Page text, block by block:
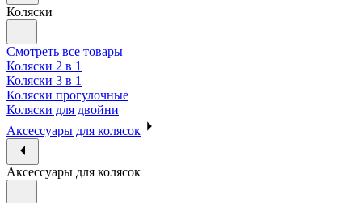
Коляски
Смотреть все товары
Коляски 2 в 1
Коляски 3 в 1
Коляски прогулочные
Коляски для двойни
Аксессуары для колясок
Аксессуары для колясок